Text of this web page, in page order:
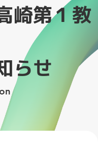
崎第１教
らせ